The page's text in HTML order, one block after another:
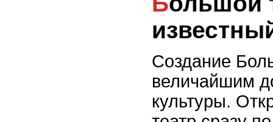
Создание
величайшим
культуры.